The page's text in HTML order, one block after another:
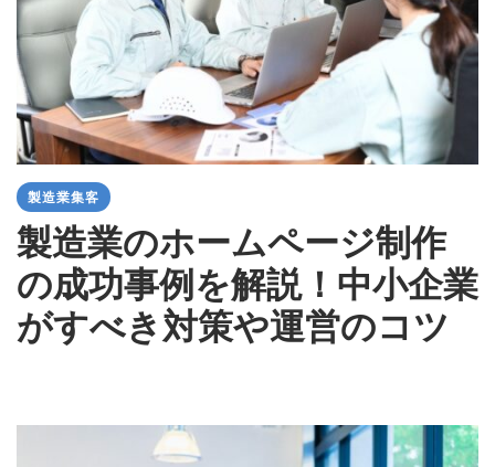
製造業集客
製造業のホームページ制作
の成功事例を解説！中小企業
がすべき対策や運営のコツ